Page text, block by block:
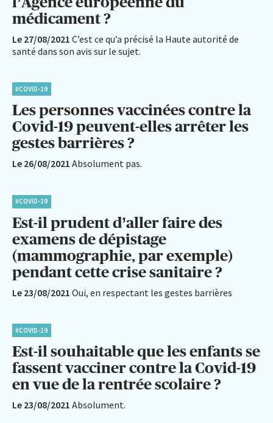
médicament ?
Le 27/08/2021 C’est ce qu’a précisé la Haute autorité de
santé dans son avis sur le sujet.
#COVID-19
Les personnes vaccinées contre la
Covid-19 peuvent-elles arrêter les
gestes barrières ?
Le 26/08/2021 Absolument pas.
#COVID-19
Est-il prudent d’aller faire des
examens de dépistage
(mammographie, par exemple)
pendant cette crise sanitaire ?
Le 23/08/2021 Oui, en respectant les gestes barrières
#COVID-19
Est-il souhaitable que les enfants se
fassent vacciner contre la Covid-19
en vue de la rentrée scolaire ?
Le 23/08/2021 Absolument.